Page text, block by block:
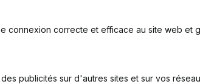
connexion correcte et efficace au site web et
publicités sur d'autres sites et sur vos